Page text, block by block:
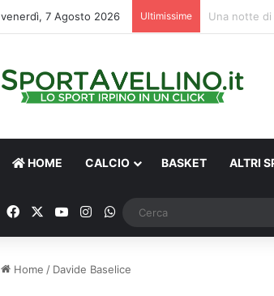
venerdì, 7 Agosto 2026 Ultimissime
HOME CALCIO BASKET ALTRI
FacebookYou TubeInstagram
WhatsApp
Home / Davide Baselice